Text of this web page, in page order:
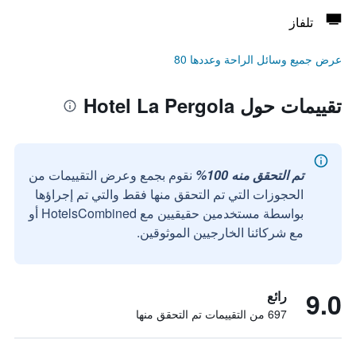
تلفاز
عرض جميع وسائل الراحة وعددها 80
تقييمات حول Hotel La Pergola
تم التحقق منه 100%
نقوم بجمع وعرض التقييمات من
الحجوزات التي تم التحقق منها فقط والتي تم إجراؤها
بواسطة مستخدمين حقيقيين مع HotelsCombined أو
مع شركائنا الخارجيين الموثوقين.
9.0 رائع
697 من التقييمات تم التحقق منها